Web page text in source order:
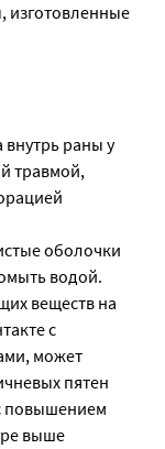
изготовленные
внутрь раны у
травмой,
оболочки
водой.
веществ на
с
может
пятен
повышением
выше